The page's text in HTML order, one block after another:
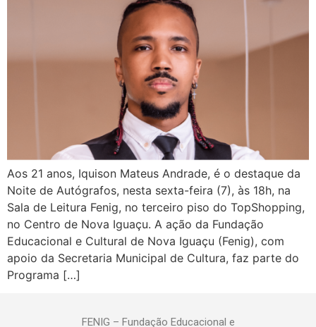
Aos 21 anos, Iquison Mateus Andrade, é o destaque da
Noite de Autógrafos, nesta sexta-feira (7), às 18h, na
Sala de Leitura Fenig, no terceiro piso do TopShopping,
no Centro de Nova Iguaçu. A ação da Fundação
Educacional e Cultural de Nova Iguaçu (Fenig), com
apoio da Secretaria Municipal de Cultura, faz parte do
Programa […]
FENIG – Fundação Educacional e